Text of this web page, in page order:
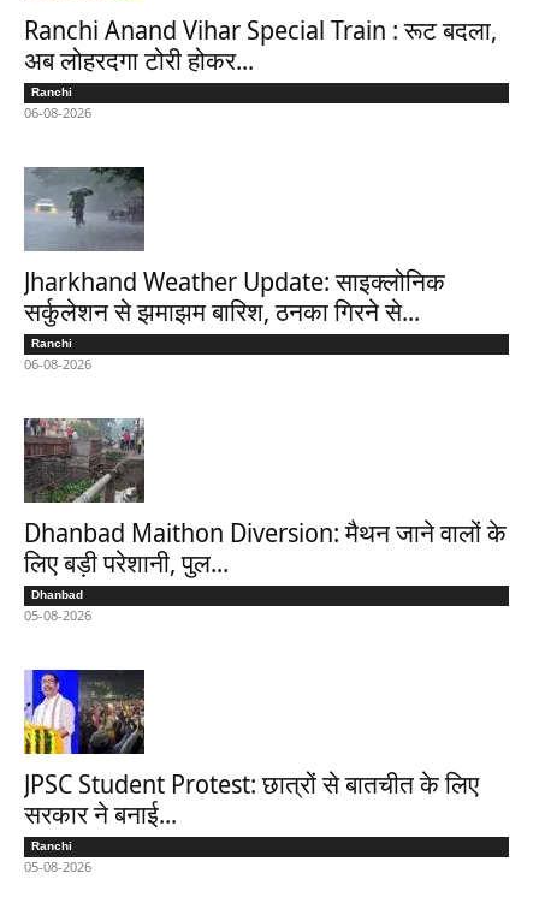
Ranchi Anand Vihar Special Train : रूट बदला,
अब लोहरदगा टोरी होकर...
Ranchi
06-08-2026
Jharkhand Weather Update: साइक्लोनिक
सर्कुलेशन से झमाझम बारिश, ठनका गिरने से...
Ranchi
06-08-2026
Dhanbad Maithon Diversion: मैथन जाने वालों के
लिए बड़ी परेशानी, पुल...
Dhanbad
05-08-2026
JPSC Student Protest: छात्रों से बातचीत के लिए
सरकार ने बनाई...
Ranchi
05-08-2026